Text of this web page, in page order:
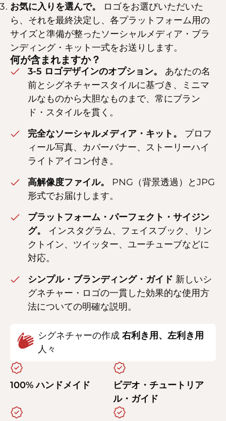
お気に入りを選んで。
ロゴをお選びいただいた
ら、それを最終決定し、各プラットフォーム用の
サイズと準備が整ったソーシャルメディア・ブラ
ンディング・キット一式をお送りします。
何が含まれますか？
3-5 ロゴデザインのオプション。
あなたの名
前とシグネチャースタイルに基づき、ミニマ
ルなものから大胆なものまで、常にブラン
ド・スタイルを貫く。
完全なソーシャルメディア・キット。
プロフ
ィール写真、カバーバナー、ストーリーハイ
ライトアイコン付き。
高解像度ファイル。
PNG（背景透過）とJPG
形式でお届けします。
プラットフォーム・パーフェクト・サイジン
グ。
インスタグラム、フェイスブック、リン
クトイン、ツイッター、ユーチューブなどに
対応。
シンプル・ブランディング・ガイド 新しいシ
グネチャー・ロゴの一貫した効果的な使用方
法についての明確な説明。
シグネチャーの作成 右利き用、左利き用
人々
100% ハンドメイド
ビデオ・チュートリア
ル・ガイド